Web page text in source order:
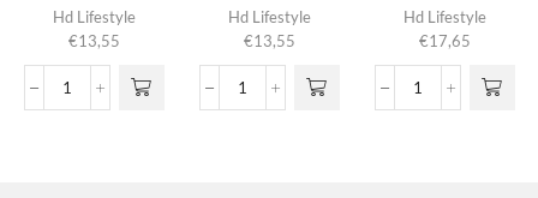
Hd Lifestyle
€13,55
Extreme
Hd Lifestyle
€13,55
Extra
Hd Lifestyle
€17,65
Crystal